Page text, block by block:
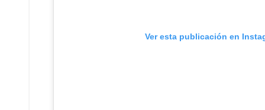
Ver esta publicación en